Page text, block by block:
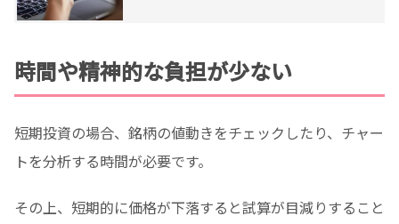
時間や精神的な負担が少ない
短期投資の場合、銘柄の値動きをチェックしたり、チャー
トを分析する時間が必要です。
その上、短期的に価格が下落すると試算が目減りすること